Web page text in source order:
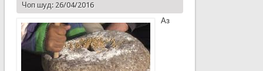
Чоп шуд: 26/04/2016
Аз